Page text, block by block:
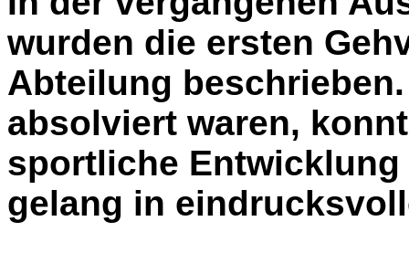
wurden die ersten
Abteilung
absolviert waren,
sportliche
gelang in